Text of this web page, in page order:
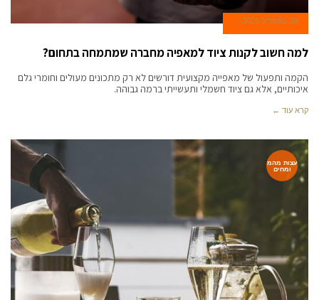
28 באפריל 2025
למה חשוב לקנות ציוד למאפיה מחברה שמתמחה בתחום?
הקמה ותפעול של מאפייה מקצועית דורשים לא רק מתכונים מעולים וחומרי גלם
איכותיים, אלא גם ציוד חשמלי ותעשייתי ברמה גבוהה.
קרא עוד ←
עצות מהמ
ומחים